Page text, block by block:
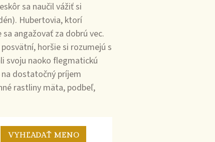
sa naučil vážiť si
Hubertovia, ktorí
angažovať za dobrú vec.
horšie si rozumejú s
svoju naoko flegmatickú
dostatočný príjem
rastliny mäta, podbeľ,